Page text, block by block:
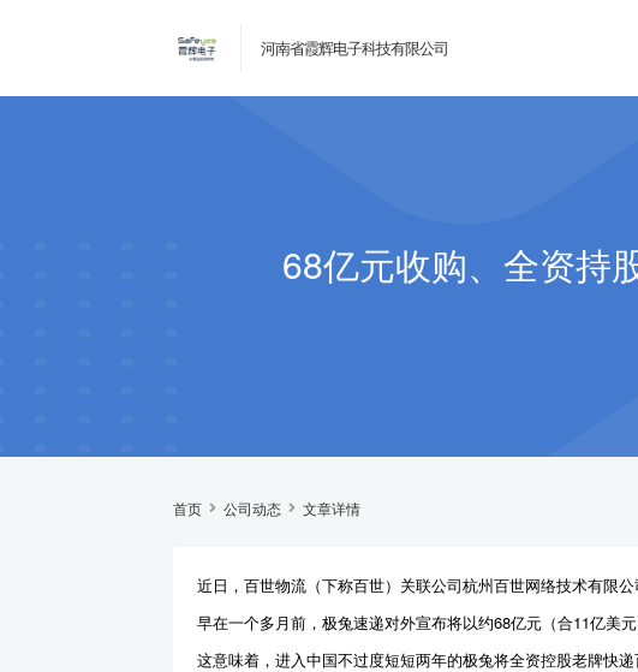
河南省霞辉电子科技有限公司
68亿元收购、全资持
首页 公司动态 文章详情
近日，百世物流（下称百世）关联公司杭州百世网络技术有限
早在一个多月前，极兔速递对外宣布将以约68亿元（合11亿美
这意味着，进入中国不过度短短两年的极兔将全资控股老牌快递